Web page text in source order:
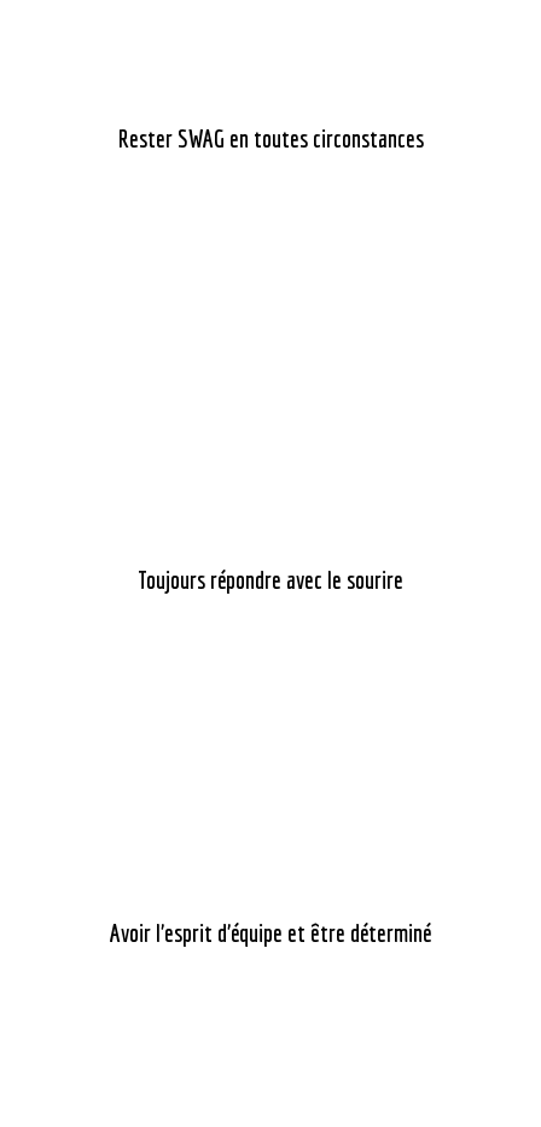
Rester SWAG en toutes circonstances
Toujours répondre avec le sourire
Avoir l’esprit d’équipe et être déterminé